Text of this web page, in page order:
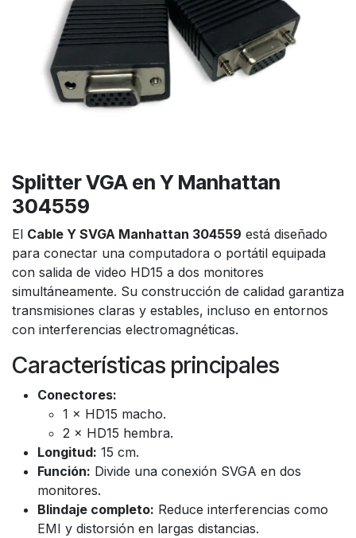
Splitter VGA en Y Manhattan
304559
El Cable Y SVGA Manhattan 304559 está diseñado
para conectar una computadora o portátil equipada
con salida de video HD15 a dos monitores
simultáneamente. Su construcción de calidad garantiza
transmisiones claras y estables, incluso en entornos
con interferencias electromagnéticas.
Características principales
Conectores:
1 × HD15 macho.
2 × HD15 hembra.
Longitud: 15 cm.
Función: Divide una conexión SVGA en dos
monitores.
Blindaje completo: Reduce interferencias como
EMI y distorsión en largas distancias.